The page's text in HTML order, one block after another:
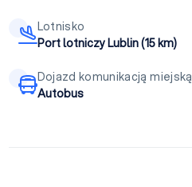
Lotnisko
Port lotniczy Lublin (15 km)
Dojazd komunikacją miejską
Autobus